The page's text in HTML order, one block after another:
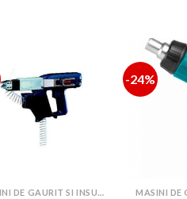
MASINI DE GAURIT SI INSURUBAT
-24%